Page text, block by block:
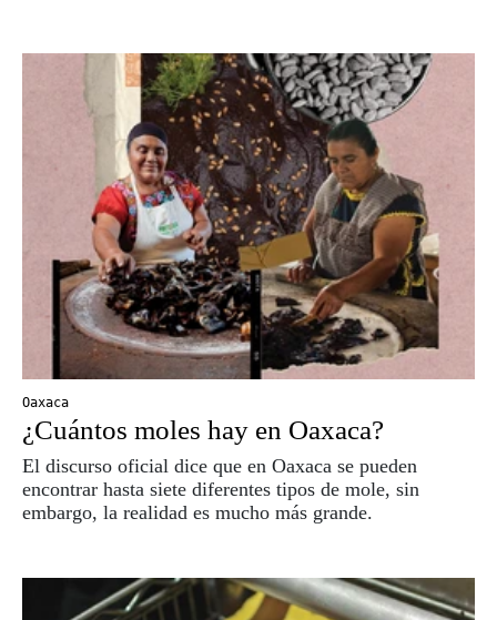
Oaxaca
¿Cuántos moles hay en Oaxaca?
El discurso oficial dice que en Oaxaca se pueden
encontrar hasta siete diferentes tipos de mole, sin
embargo, la realidad es mucho más grande.